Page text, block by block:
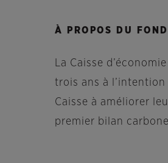
À PROPOS DU
La Caisse
trois ans à
Caisse à améliorer
premier bilan